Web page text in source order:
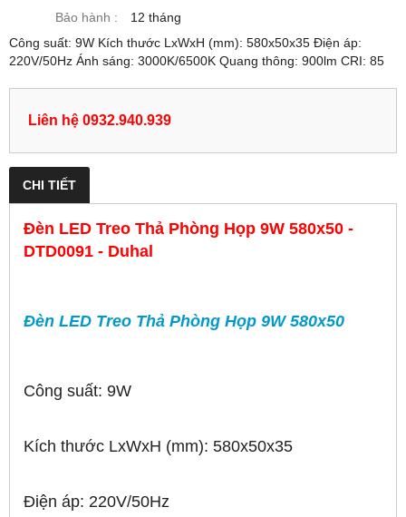
Bảo hành :
12 tháng
Công suất: 9W Kích thước LxWxH (mm): 580x50x35 Điện áp:
220V/50Hz Ánh sáng: 3000K/6500K Quang thông: 900lm CRI: 85
Liên hệ 0932.940.939
CHI TIẾT
Đèn LED Treo Thả Phòng Họp 9W 580x50 -
DTD0091 - Duhal
Đèn LED Treo Thả Phòng Họp 9W 580x50
Công suất: 9W
Kích thước LxWxH (mm): 580x50x35
Điện áp: 220V/50Hz